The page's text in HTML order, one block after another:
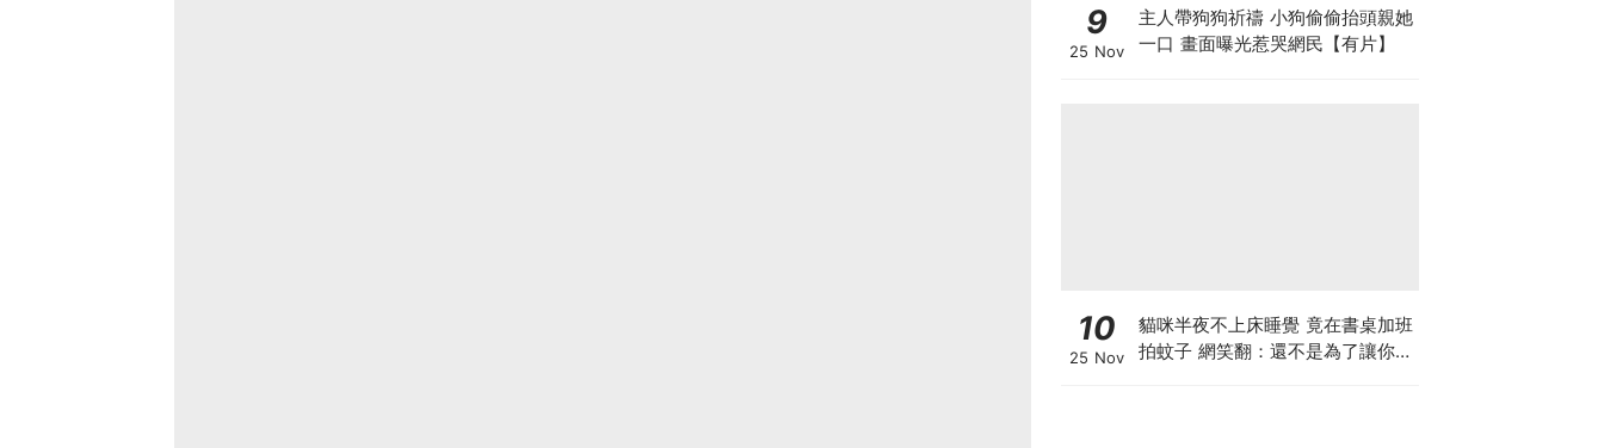
9
25 Nov
主人帶狗狗祈禱 小狗偷偷抬頭親她
一口 畫面曝光惹哭網民【有片】
10
25 Nov
貓咪半夜不上床睡覺 竟在書桌加班
拍蚊子 網笑翻：還不是為了讓你睡